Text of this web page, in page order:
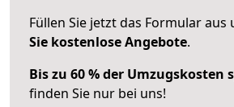
Füllen Sie jetzt das Formular aus
Sie kostenlose Angebote.
Bis zu 60 % der Umzugskosten
finden Sie nur bei uns!